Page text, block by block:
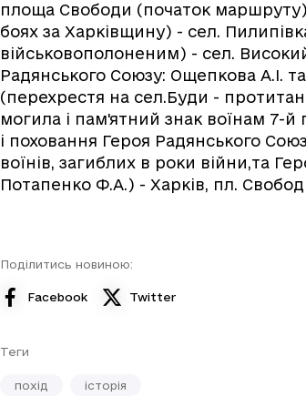
площа Свободи (початок
боях за Харківщину) - сел.
військовополоненим) - сел.
Радянського Союзу: Ощепкова А.І.
(перехрестя на сел.Буди -
могила і пам'ятний знак воїнам 7-й
і поховання Героя Радянського
воїнів, загиблих в роки війни,та
Потапенко Ф.А.) - Харків, пл.
Поділитись новиною:
Facebook Twitter
Теги
похід історія